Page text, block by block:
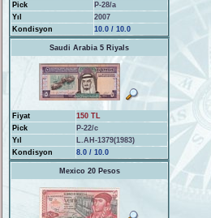
Pick
P-28/a
Yıl
2007
Kondisyon
10.0 / 10.0
Saudi Arabia 5 Riyals
Fiyat
150 TL
Pick
P-22/c
Yıl
L.AH-1379(1983)
Kondisyon
8.0 / 10.0
Mexico 20 Pesos